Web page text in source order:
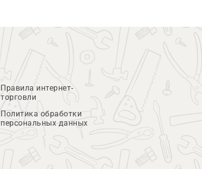
Правила интернет-
торговли
Политика обработки
персональных данных